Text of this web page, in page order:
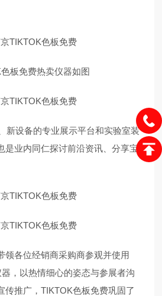
板免费热卖仪器如图
、新设备的专业展示平台和实验室装
是业内同仁探讨前沿资讯、分享宝
领各位经销商采购商参观并使用
，以热情细心的姿态与参展者沟
传推广，TIKTOK色板免费巩固了